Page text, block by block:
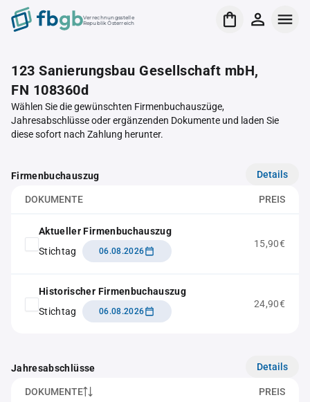
Verrechnungsstelle
Republik Österreich
123 Sanierungsbau Gesellschaft mbH,
FN 108360d
Wählen Sie die gewünschten Firmenbuchauszüge,
Jahresabschlüsse oder ergänzenden Dokumente und laden Sie
diese sofort nach Zahlung herunter.
Firmenbuchauszug Details
DOKUMENTE PREIS
Aktueller Firmenbuchauszug
Stichtag
06.08.2026
15,90€
Historischer Firmenbuchauszug
Stichtag
06.08.2026
24,90€
Jahresabschlüsse Details
DOKUMENTE PREIS